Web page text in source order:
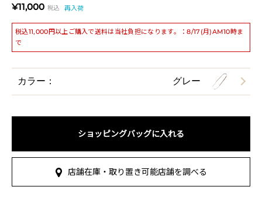
¥11,000 税込 再入荷
税込11,000円以上ご購入で送料は当社負担になります。：8/17(月)AM10時ま
で
カラー： グレー
ショッピングバッグに入れる
店舗在庫・取り置き可能店舗を調べる